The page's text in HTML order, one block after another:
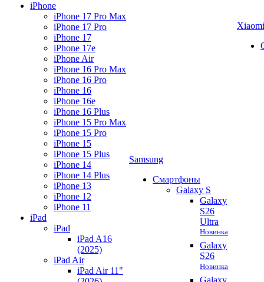
iPhone
iPhone 17 Pro Max
iPhone 17 Pro
iPhone 17
iPhone 17e
iPhone Air
iPhone 16 Pro Max
iPhone 16 Pro
iPhone 16
iPhone 16e
iPhone 16 Plus
iPhone 15 Pro Max
iPhone 15 Pro
iPhone 15
iPhone 15 Plus
iPhone 14
iPhone 14 Plus
iPhone 13
iPhone 12
iPhone 11
iPad
iPad
iPad A16
(2025)
iPad Air
iPad Air 11"
Samsung
Смартфоны
Galaxy S
Galaxy
S26
Ultra
Новинка
Galaxy
S26
Новинка
Galaxy
Xiaomi